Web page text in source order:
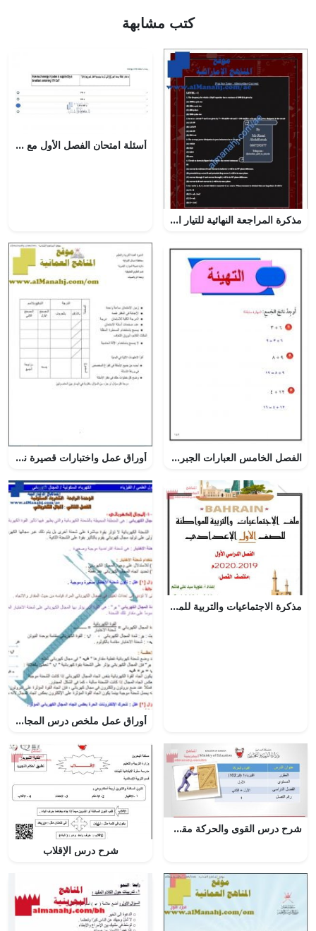
كتب مشابهة
مذكرة المراجعة النهائية للتيار المتناوب, (فيزياء) الثاني عشر المتقدم
أسئلة امتحان الفصل الأول مع الحل, (كيمياء) الثاني عشر المتقدم
الفصل الخامس العبارات الجبرية والمعادلات – المنهاج السعودي أوراق عمل واختبارات قصيرة نموذج 3 (رياضيات) الثامن
مذكرة الاجتماعيات والتربية للمواطنة (المواد الاجتماعية) السابع
أوراق عمل ملخص درس المجال الكهربائي, (فيزياء) العاشر المتقدم
شرح درس القوى والحركة مقرر فيز 102
شرح درس الإقلاب